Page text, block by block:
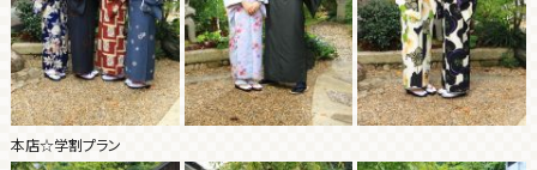
本店☆学割プラン